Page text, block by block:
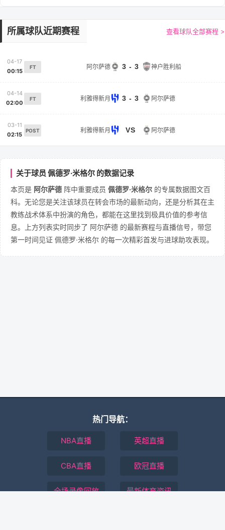
所属球队近期赛程 查看球队全部赛程 >
04-17
00:15
FT 阿尔萨德 3 - 3 神户胜利船
04-14
02:00
FT 利雅得新月 3 - 3 阿尔萨德
03-11
02:15
POST 利雅得新月 VS 阿尔萨德
关于球员 佩德罗·米格尔 的数据记录
本页是 阿尔萨德 阵中重要成员 佩德罗·米格尔 的专属数据图文百
科。无论您是关注该球员在转会市场的最新动向，还是分析其在主
教练战术体系中扮演的角色，都能在这里找到极具价值的参考信
息。上方列表实时同步了 阿尔萨德 的最新赛程与直播信号，带您
第一时间见证 佩德罗·米格尔 的每一次精彩首发与进球助攻表现。
热门导航：
NBA直播 英超直播
CBA直播 欧冠直播
全场录像回放 最新体育资讯